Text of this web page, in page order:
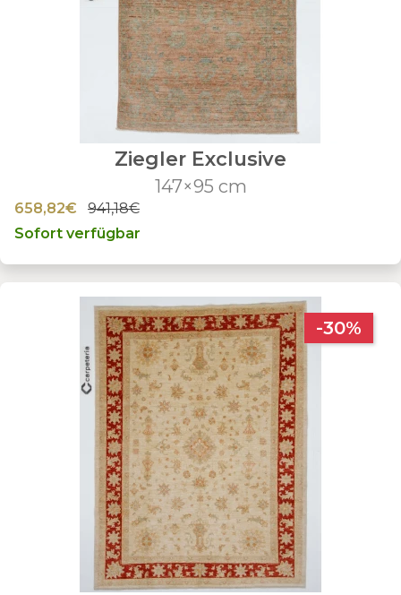
Ziegler Exclusive
147×95 cm
658,82€
941,18€
Sofort verfügbar
-30%